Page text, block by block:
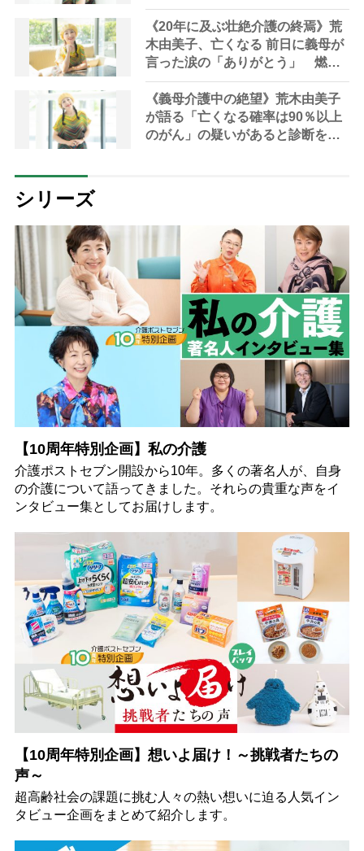
首に…」
《20年に及ぶ壮絶介護の終焉》荒
木由美子、亡くなる 前日に義母が
言った涙の「ありがとう」 燃え
尽き症候群から芸能界復帰へ、直
後にアリババ社長との出会いも
《義母介護中の絶望》荒木由美子
が語る「亡くなる確率は90％以上
のがん」の疑いがあると診断を受
シリーズ
【10周年特別企画】私の介護
介護ポストセブン開設から10年。多くの著名人が、自身
の介護について語ってきました。それらの貴重な声をイ
ンタビュー集としてお届けします。
【10周年特別企画】想いよ届け！～挑戦者たちの
声～
超高齢社会の課題に挑む人々の熱い想いに迫る人気イン
タビュー企画をまとめて紹介します。